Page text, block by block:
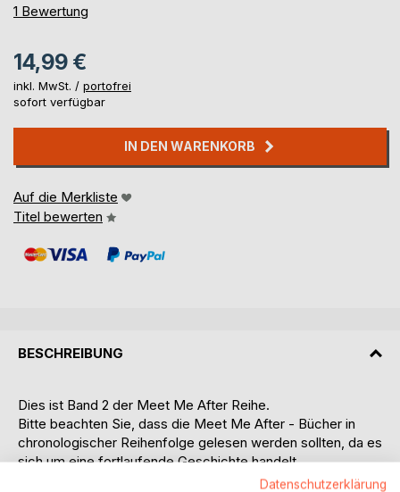
100%
1 Bewertung
14,99 €
inkl. MwSt. / portofrei
sofort verfügbar
IN DEN WARENKORB
Auf die Merkliste
Titel bewerten
BESCHREIBUNG
Dies ist Band 2 der Meet Me After Reihe.
Bitte beachten Sie, dass die Meet Me After - Bücher in
chronologischer Reihenfolge gelesen werden sollten, da es
sich um eine fortlaufende Geschichte handelt.
Datenschutzerklärung